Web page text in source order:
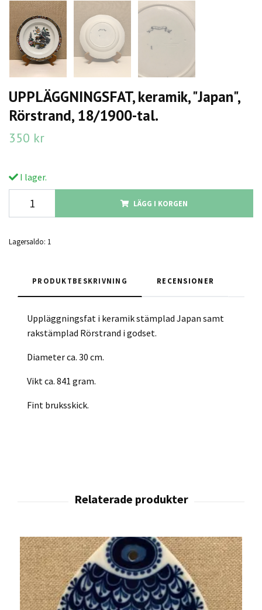
UPPLÄGGNINGSFAT, keramik, "Japan",
Rörstrand, 18/1900-tal.
350 kr
I lager.
LÄGG I KORGEN
Lagersaldo: 1
PRODUKTBESKRIVNING RECENSIONER
Uppläggningsfat i keramik stämplad Japan samt
rakstämplad Rörstrand i godset.
Diameter ca. 30 cm.
Vikt ca. 841 gram.
Fint bruksskick.